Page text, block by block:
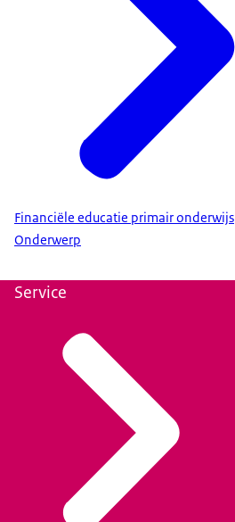
Financiële educatie primair onderwijs
Onderwerp
Service